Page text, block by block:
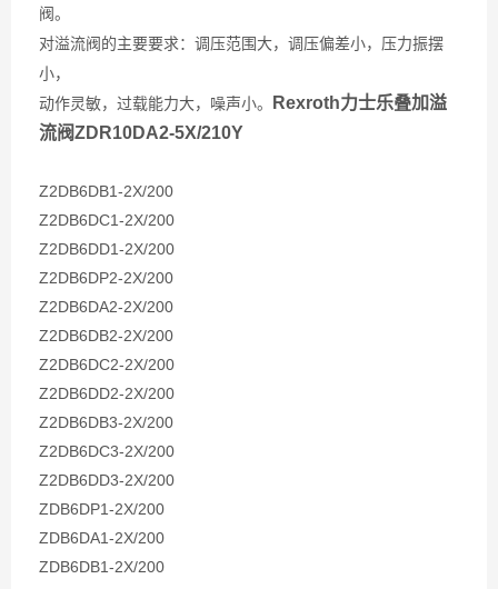
阀。
对溢流阀的主要要求：调压范围大，调压偏差小，压力振摆
小，
动作灵敏，过载能力大，噪声小。
Rexroth力士乐叠加溢
流阀ZDR10DA2-5X/210Y
Z2DB6DB1-2X/200
Z2DB6DC1-2X/200
Z2DB6DD1-2X/200
Z2DB6DP2-2X/200
Z2DB6DA2-2X/200
Z2DB6DB2-2X/200
Z2DB6DC2-2X/200
Z2DB6DD2-2X/200
Z2DB6DB3-2X/200
Z2DB6DC3-2X/200
Z2DB6DD3-2X/200
ZDB6DP1-2X/200
ZDB6DA1-2X/200
ZDB6DB1-2X/200